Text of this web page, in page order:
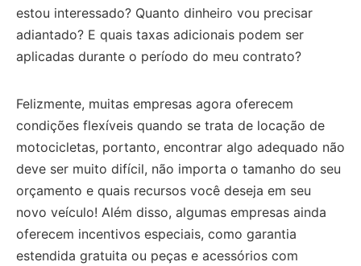
estou interessado? Quanto dinheiro vou precisar
adiantado? E quais taxas adicionais podem ser
aplicadas durante o período do meu contrato?
Felizmente, muitas empresas agora oferecem
condições flexíveis quando se trata de locação de
motocicletas, portanto, encontrar algo adequado não
deve ser muito difícil, não importa o tamanho do seu
orçamento e quais recursos você deseja em seu
novo veículo! Além disso, algumas empresas ainda
oferecem incentivos especiais, como garantia
estendida gratuita ou peças e acessórios com